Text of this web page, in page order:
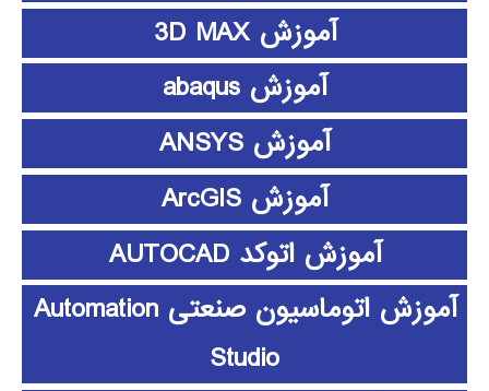
آموزش 3D MAX
آموزش abaqus
آموزش ANSYS
آموزش ArcGIS
آموزش اتوکد AUTOCAD
آموزش اتوماسیون صنعتی Automation
Studio